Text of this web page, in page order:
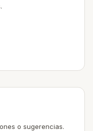
o sugerencias.